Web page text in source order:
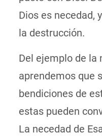
Dios es necedad,
la destrucción.
Del ejemplo de la
aprendemos que
bendiciones de
estas pueden
La necedad de